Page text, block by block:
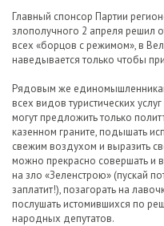
Главный спонсор Партии
злополучного 2 апреля решил
всех «борцов с режимом», в
наведывается только чтобы
Рядовым же
всех видов туристических
могут предложить только
казенном граните, подышать
свежим воздухом и выразить
можно прекрасно совершать и
на зло «Зеленстрою» (пускай
заплатит!), позагорать на
послушать истомившихся по
народных депутатов.